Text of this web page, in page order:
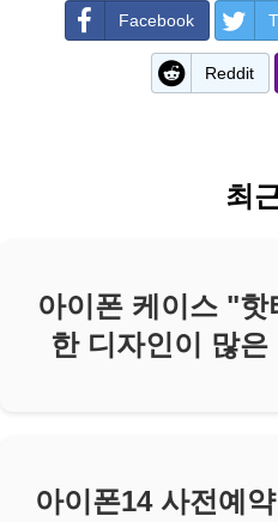
Facebook
Reddit
최
아이폰 케이스 "
한 디자인이 많
아이폰14 사전예